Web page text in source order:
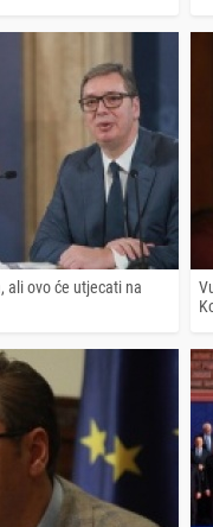
ali ovo će utjecati na